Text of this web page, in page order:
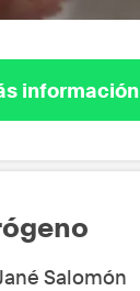
información
Salomón